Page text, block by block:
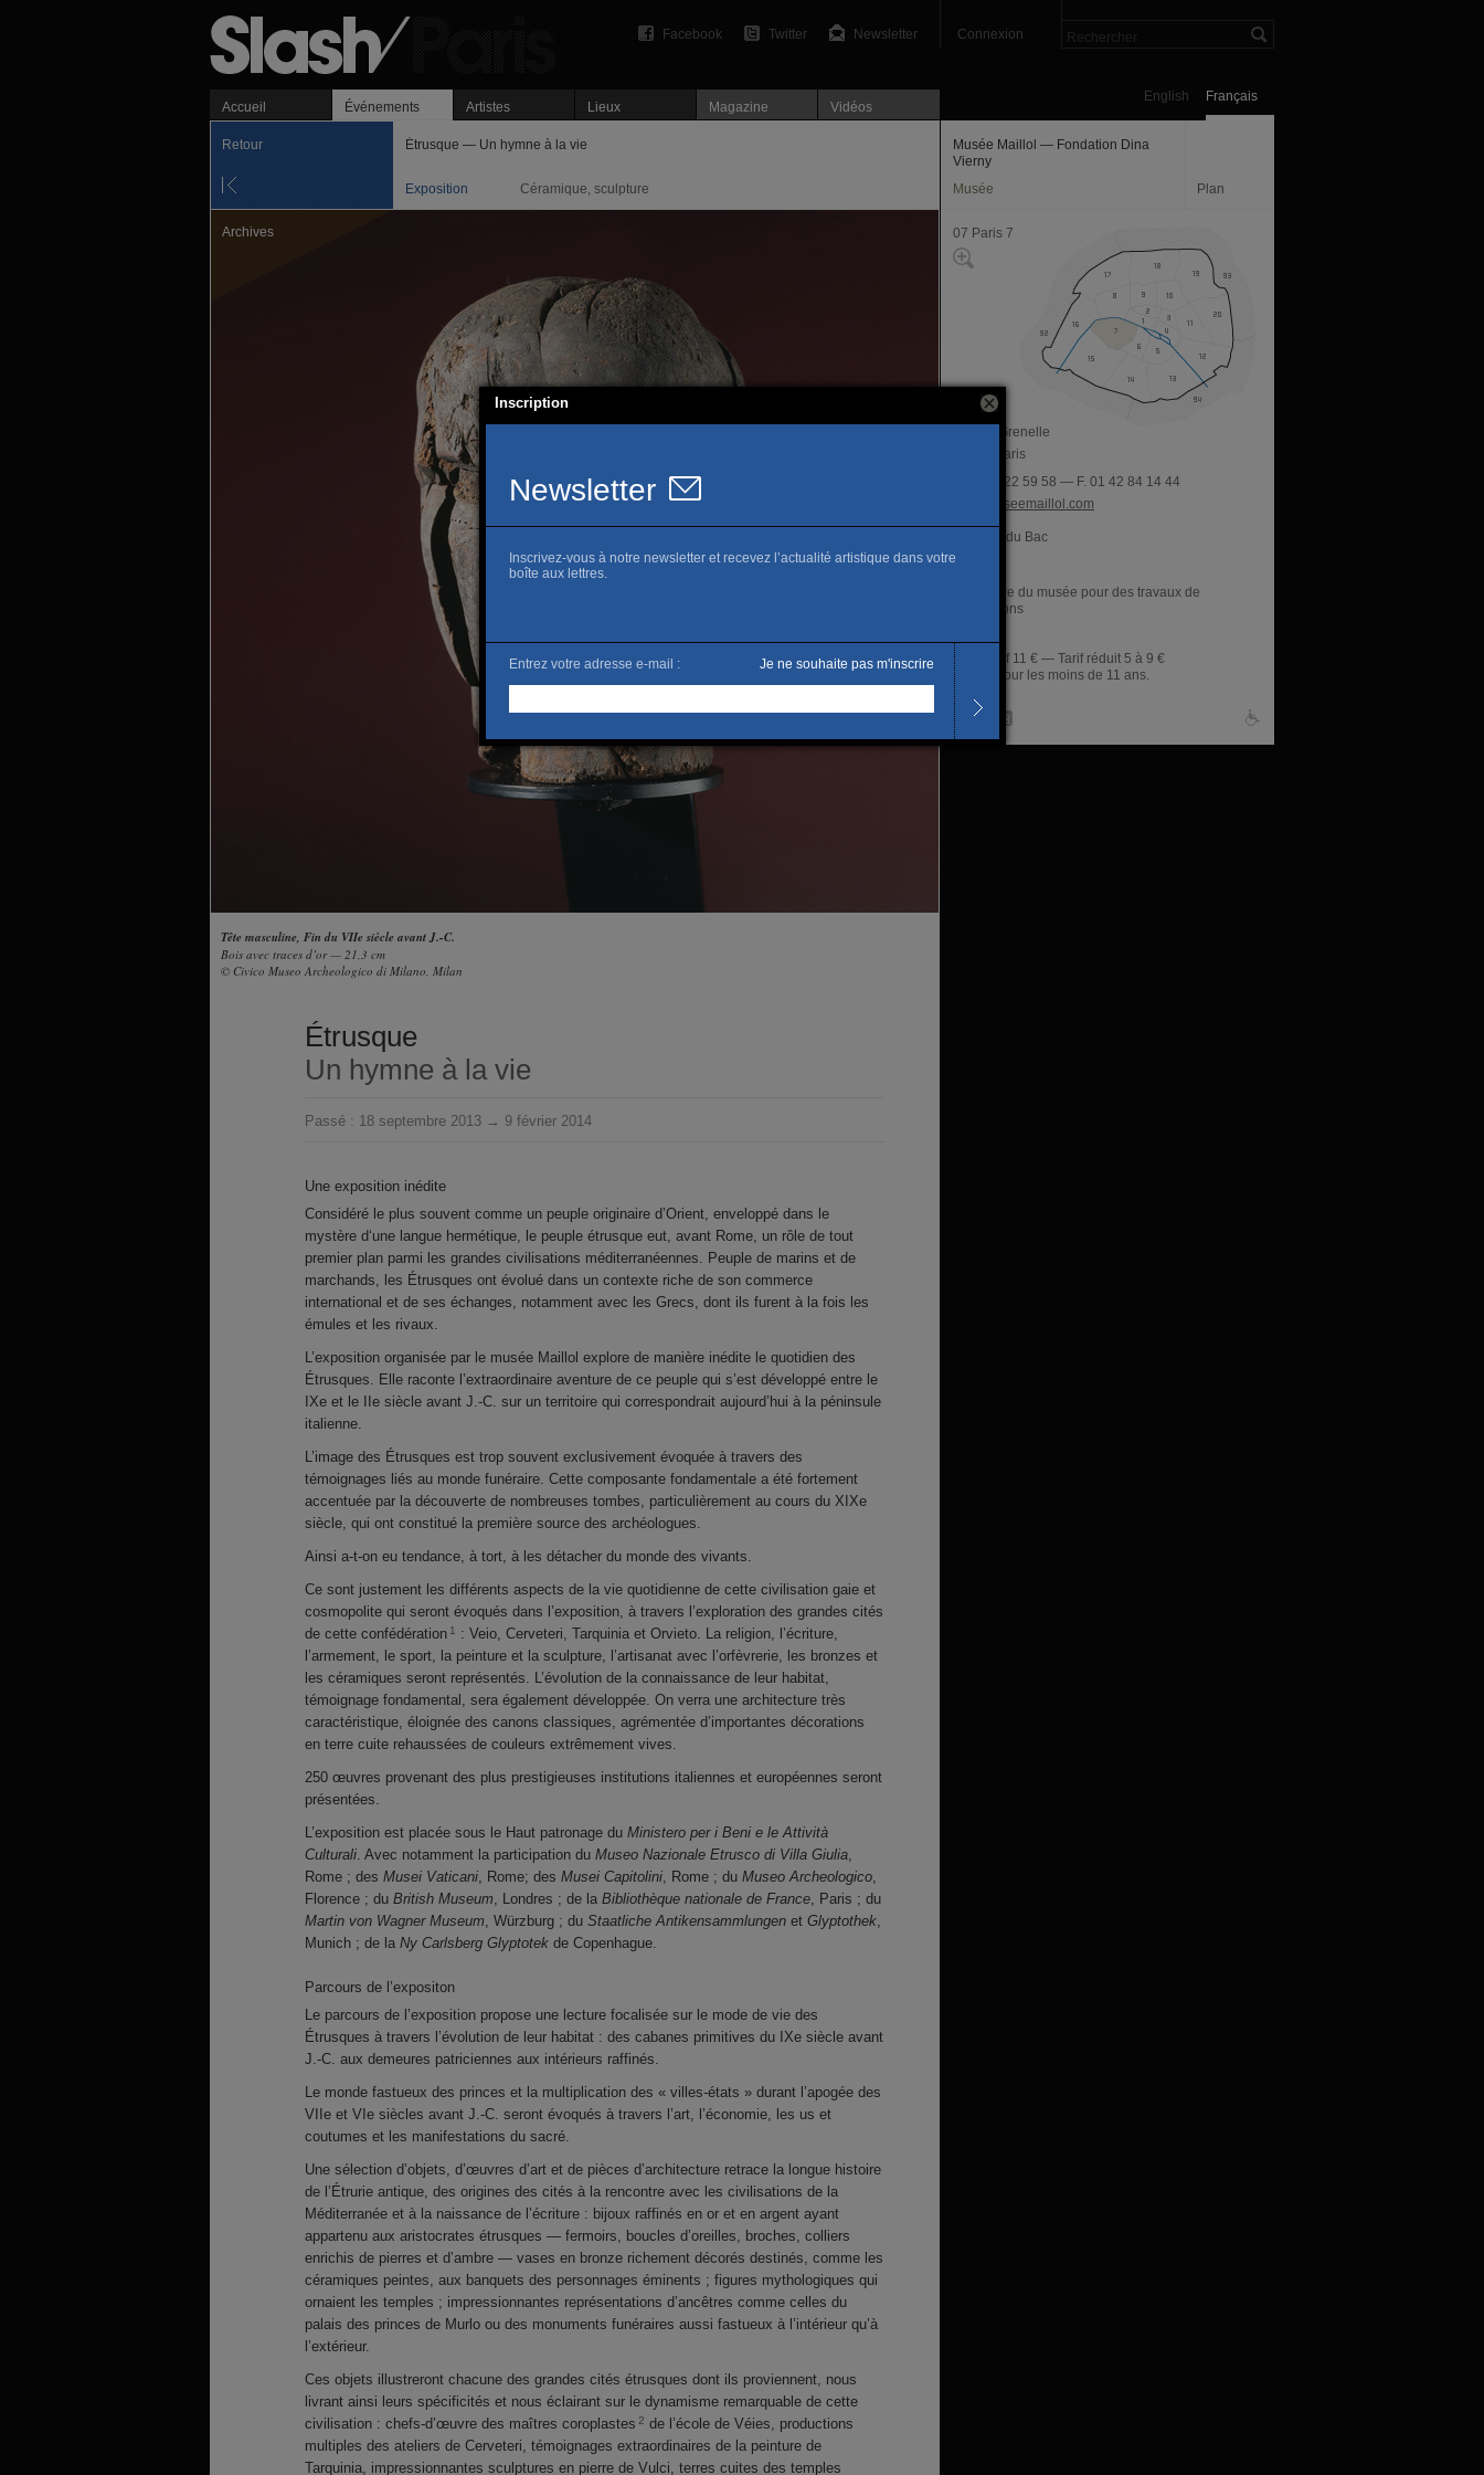
Connexion
Newsletter
Twitter
Facebook
Français
English
Accueil Événements Artistes Lieux Magazine Vidéos
Retour Étrusque — Un hymne à la vie
Exposition Céramique, sculpture
Archives
Tête masculine, Fin du VIIe siècle avant J.-C.
Bois avec traces d’or — 21,3 cm
© Civico Museo Archeologico di Milano, Milan
Étrusque
Un hymne à la vie
Passé : 18 septembre 2013 → 9 février 2014
Une exposition inédite
Considéré le plus souvent comme un peuple originaire d’Orient, enveloppé dans le
mystère d‘une langue hermétique, le peuple étrusque eut, avant Rome, un rôle de tout
premier plan parmi les grandes civilisations méditerranéennes. Peuple de marins et de
marchands, les Étrusques ont évolué dans un contexte riche de son commerce
international et de ses échanges, notamment avec les Grecs, dont ils furent à la fois les
émules et les rivaux.
L’exposition organisée par le musée Maillol explore de manière inédite le quotidien des
Étrusques. Elle raconte l’extraordinaire aventure de ce peuple qui s’est développé entre le
IXe et le IIe siècle avant J.-C. sur un territoire qui correspondrait aujourd’hui à la péninsule
italienne.
L’image des Étrusques est trop souvent exclusivement évoquée à travers des
témoignages liés au monde funéraire. Cette composante fondamentale a été fortement
accentuée par la découverte de nombreuses tombes, particulièrement au cours du XIXe
siècle, qui ont constitué la première source des archéologues.
Ainsi a-t-on eu tendance, à tort, à les détacher du monde des vivants.
Ce sont justement les différents aspects de la vie quotidienne de cette civilisation gaie et
cosmopolite qui seront évoqués dans l’exposition, à travers l’exploration des grandes cités
de cette confédération 1
: Veio, Cerveteri, Tarquinia et Orvieto. La religion, l’écriture,
l’armement, le sport, la peinture et la sculpture, l’artisanat avec l’orfèvrerie, les bronzes et
les céramiques seront représentés. L’évolution de la connaissance de leur habitat,
témoignage fondamental, sera également développée. On verra une architecture très
caractéristique, éloignée des canons classiques, agrémentée d’importantes décorations
en terre cuite rehaussées de couleurs extrêmement vives.
250 œuvres provenant des plus prestigieuses institutions italiennes et européennes seront
présentées.
L’exposition est placée sous le Haut patronage du Ministero per i Beni e le Attività
Culturali. Avec notamment la participation du Museo Nazionale Etrusco di Villa Giulia,
Rome ; des Musei Vaticani, Rome; des Musei Capitolini, Rome ; du Museo Archeologico,
Florence ; du British Museum, Londres ; de la Bibliothèque nationale de France, Paris ; du
Martin von Wagner Museum, Würzburg ; du Staatliche Antikensammlungen et Glyptothek,
Munich ; de la Ny Carlsberg Glyptotek de Copenhague.
Parcours de l’expositon
Le parcours de l’exposition propose une lecture focalisée sur le mode de vie des
Étrusques à travers l’évolution de leur habitat : des cabanes primitives du IXe siècle avant
J.-C. aux demeures patriciennes aux intérieurs raffinés.
Le monde fastueux des princes et la multiplication des « villes-états » durant l’apogée des
VIIe et VIe siècles avant J.-C. seront évoqués à travers l’art, l’économie, les us et
coutumes et les manifestations du sacré.
Une sélection d’objets, d’œuvres d’art et de pièces d’architecture retrace la longue histoire
de l’Étrurie antique, des origines des cités à la rencontre avec les civilisations de la
Méditerranée et à la naissance de l’écriture : bijoux raffinés en or et en argent ayant
appartenu aux aristocrates étrusques — fermoirs, boucles d’oreilles, broches, colliers
enrichis de pierres et d’ambre — vases en bronze richement décorés destinés, comme les
céramiques peintes, aux banquets des personnages éminents ; figures mythologiques qui
ornaient les temples ; impressionnantes représentations d’ancêtres comme celles du
palais des princes de Murlo ou des monuments funéraires aussi fastueux à l’intérieur qu’à
l’extérieur.
Ces objets illustreront chacune des grandes cités étrusques dont ils proviennent, nous
livrant ainsi leurs spécificités et nous éclairant sur le dynamisme remarquable de cette
civilisation : chefs-d’œuvre des maîtres coroplastes 2 de l’école de Véies, productions
multiples des ateliers de Cerveteri, témoignages extraordinaires de la peinture de
Tarquinia, impressionnantes sculptures en pierre de Vulci, terres cuites des temples
Musée Maillol — Fondation Dina
Vierny
Musée
Plan
07 Paris 7
61, rue Grenelle
75007 Paris
T. 01 42 22 59 58 — F. 01 42 84 14 44
www.museemaillol.com
Rue du Bac
Fermeture du musée pour des travaux de
rénovations
Plein tarif 11 € — Tarif réduit 5 à 9 €
Gratuit pour les moins de 11 ans.
Inscription